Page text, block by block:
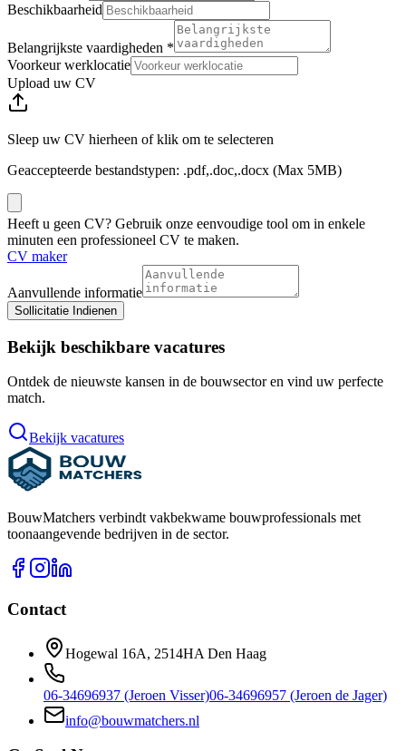
Beschikbaarheid
Belangrijkste vaardigheden *
Voorkeur werklocatie
Upload uw CV
Sleep uw CV hierheen of klik om te selecteren
Geaccepteerde bestandstypen: .pdf,.doc,.docx (Max 5MB)
Heeft u geen CV? Gebruik onze eenvoudige tool om in enkele
minuten een professioneel CV te maken.
CV maker
Aanvullende informatie
Sollicitatie Indienen
Bekijk beschikbare vacatures
Ontdek de nieuwste kansen in de bouwsector en vind uw perfecte
match.
Bekijk vacatures
BouwMatchers verbindt vakbekwame bouwprofessionals met
toonaangevende bedrijven in de sector.
Contact
Hogewal 16A, 2514HA Den Haag
06-34696937 (Jeroen Visser)06-34696957 (Jeroen de Jager)
info@bouwmatchers.nl